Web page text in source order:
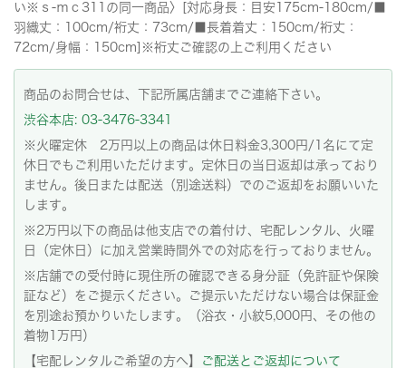
い※ｓ-ｍｃ311の同一商品〉[対応身長：目安175cm-180cm/■
羽織丈：100cm/裄丈：73cm/■長着着丈：150cm/裄丈：
72cm/身幅：150cm]※裄丈ご確認の上ご利用ください
商品のお問合せは、下記所属店舗までご連絡下さい。
渋谷本店: 03-3476-3341
※火曜定休 2万円以上の商品は休日料金3,300円/1名にて定
休日でもご利用いただけます。定休日の当日返却は承っており
ません。後日または配送（別途送料）でのご返却をお願いいた
します。
※2万円以下の商品は他支店での着付け、宅配レンタル、火曜
日（定休日）に加え営業時間外での対応を行っておりません。
※店舗での受付時に現住所の確認できる身分証（免許証や保険
証など）をご提示ください。ご提示いただけない場合は保証金
を別途お預かりいたします。（浴衣・小紋5,000円、その他の
着物1万円）
【宅配レンタルご希望の方へ】
ご配送とご返却について